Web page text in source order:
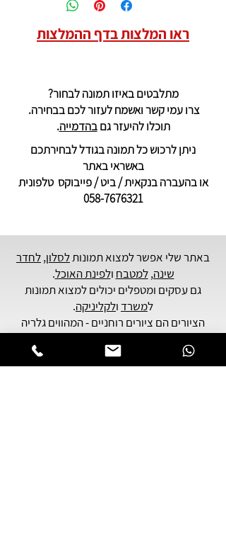
ראו המלצות בדף ההמלצות
מתלבטים באיזו תמונה לבחור?
צרו עמי קשר ואשמח לעזור לכם בבחירה.
תוכלו להיעזר גםבהדמייה.
ניתן לרכוש כל תמונה בגודל לבחירתכם
באשראי באתר
או בהעברה בנקאית / ביט / פייבוקס טלפונית
058-7676321
באתר שלי אפשר למצוא תמונותלסלון,לחדר
שינה, למטבח ולפינת האוכל.
גם עסקים ומטפלים יכולים למצוא תמונות
למשרד ולקליניקה.
הציורים הם ציורים רוחניים - המהווים גלריה
בהשראה של אמנות קבלית ומדיטציה קבלית.
תוכלו למצוא כאן - תמונות רוחניות, תמונות